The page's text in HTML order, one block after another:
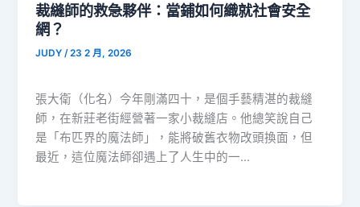
裁縫師的救急夥伴：當鋪如何織就社會安全
網？
JUDY/23 2 月, 2026
張大衛（化名）今年剛滿四十，是個手藝精湛的裁縫
師，在新莊老街經營著一家小裁縫店。他總笑說自己
是「布匹界的魔法師」，能將破舊衣物改頭換面，但
最近，這位魔法師卻遇上了人生中的一…